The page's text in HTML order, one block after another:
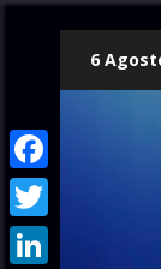
6
Facebook
Twitter